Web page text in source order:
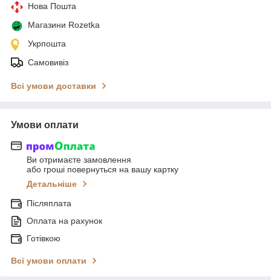
Нова Пошта
Магазини Rozetka
Укрпошта
Самовивіз
Всі умови доставки
Умови оплати
Ви отримаєте замовлення
або гроші повернуться на вашу картку
Детальніше
Післяплата
Оплата на рахунок
Готівкою
Всі умови оплати